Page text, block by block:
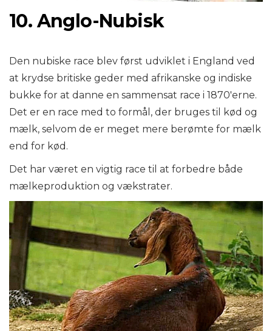
10. Anglo-Nubisk
Den nubiske race blev først udviklet i England ved
at krydse britiske geder med afrikanske og indiske
bukke for at danne en sammensat race i 1870'erne.
Det er en race med to formål, der bruges til kød og
mælk, selvom de er meget mere berømte for mælk
end for kød.
Det har været en vigtig race til at forbedre både
mælkeproduktion og vækstrater.